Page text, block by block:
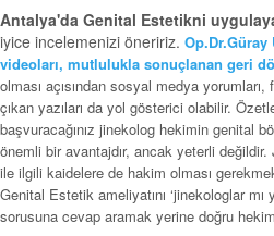
Antalya'da Genital Estetikni
iyice incelemenizi öneririz. Op.Dr.Güray
videoları, mutlulukla sonuçlanan geri
olması açısından sosyal medya
çıkan yazıları da yol gösterici olabilir.
başvuracağınız jinekolog hekimin genital
önemli bir avantajdır, ancak yeterli
ile ilgili kaidelere de hakim olması
Genital Estetik ameliyatını ‘jinekologlar mı
sorusuna cevap aramak yerine doğru